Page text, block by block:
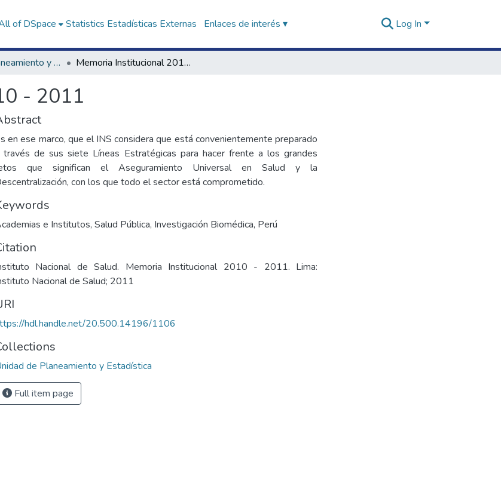
of DSpace Statistics Estadísticas Externas Enlaces de interés ▾ Log In
Unidad de Planeamiento y Estadística Memoria Institucional 2010 - 2011
- 2011
en ese marco, que el INS considera que está convenientemente preparado
través de sus siete Líneas Estratégicas para hacer frente a los grandes
que significan el Aseguramiento Universal en Salud y la
con los que todo el sector está comprometido.
e Institutos, Salud Pública, Investigación Biomédica, Perú
Nacional de Salud. Memoria Institucional 2010 - 2011. Lima:
Nacional de Salud; 2011
hdl.handle.net/20.500.14196/1106
de Planeamiento y Estadística
Full item page